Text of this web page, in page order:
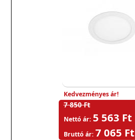
Kedvezményes ár!
7 850 Ft
Nettó ár: 5 563 Ft
Bruttó ár: 7 065 Ft